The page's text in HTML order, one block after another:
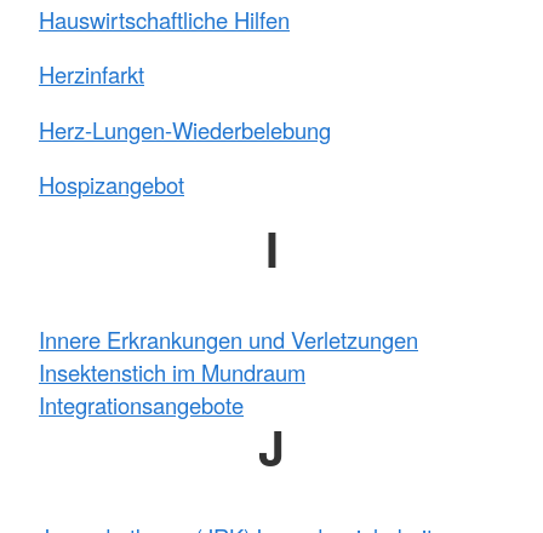
Hauswirtschaftliche Hilfen
Herzinfarkt
Herz-Lungen-Wiederbelebung
Hospizangebot
I
Innere Erkrankungen und Verletzungen
Insektenstich im Mundraum
Integrationsangebote
J